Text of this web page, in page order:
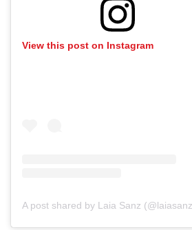
View this post on Instagram
A post shared by Laia Sanz